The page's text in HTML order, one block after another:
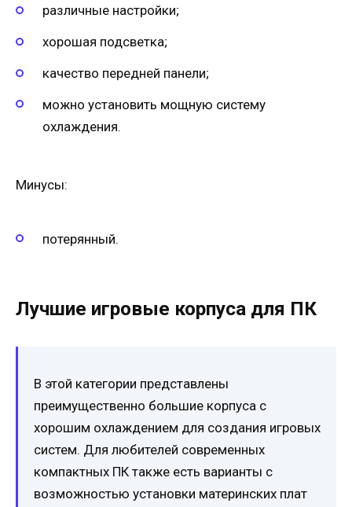
различные настройки;
хорошая подсветка;
качество передней панели;
можно установить мощную систему
охлаждения.
Минусы:
потерянный.
Лучшие игровые корпуса для ПК
В этой категории представлены
преимущественно большие корпуса с
хорошим охлаждением для создания игровых
систем. Для любителей современных
компактных ПК также есть варианты с
возможностью установки материнских плат